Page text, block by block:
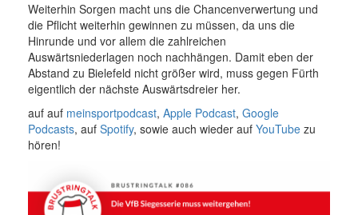
Weiterhin Sorgen macht uns die Chancenverwertung und
die Pflicht weiterhin gewinnen zu müssen, da uns die
Hinrunde und vor allem die zahlreichen
Auswärtsniederlagen noch nachhängen. Damit eben der
Abstand zu Bielefeld nicht größer wird, muss gegen Fürth
eigentlich der nächste Auswärtsdreier her.
auf auf meinsportpodcast, Apple Podcast, Google
Podcasts, auf Spotify, sowie auch wieder auf YouTube zu
hören!